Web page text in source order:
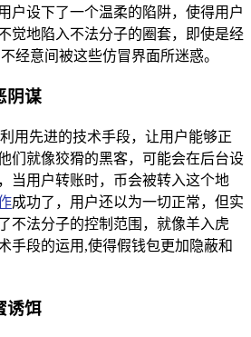
户设下了一个温柔的陷阱，使得用户
觉地陷入不法分子的圈套，即使是经
经意间被这些仿冒界面所迷惑。
阴谋
用先进的技术手段，让用户能够正
们就像狡猾的黑客，可能会在后台设
当用户转账时，币会被转入这个地
成功了，用户还以为一切正常，但实
不法分子的控制范围，就像羊入虎
手段的运用,使得假钱包更加隐蔽和
诱饵